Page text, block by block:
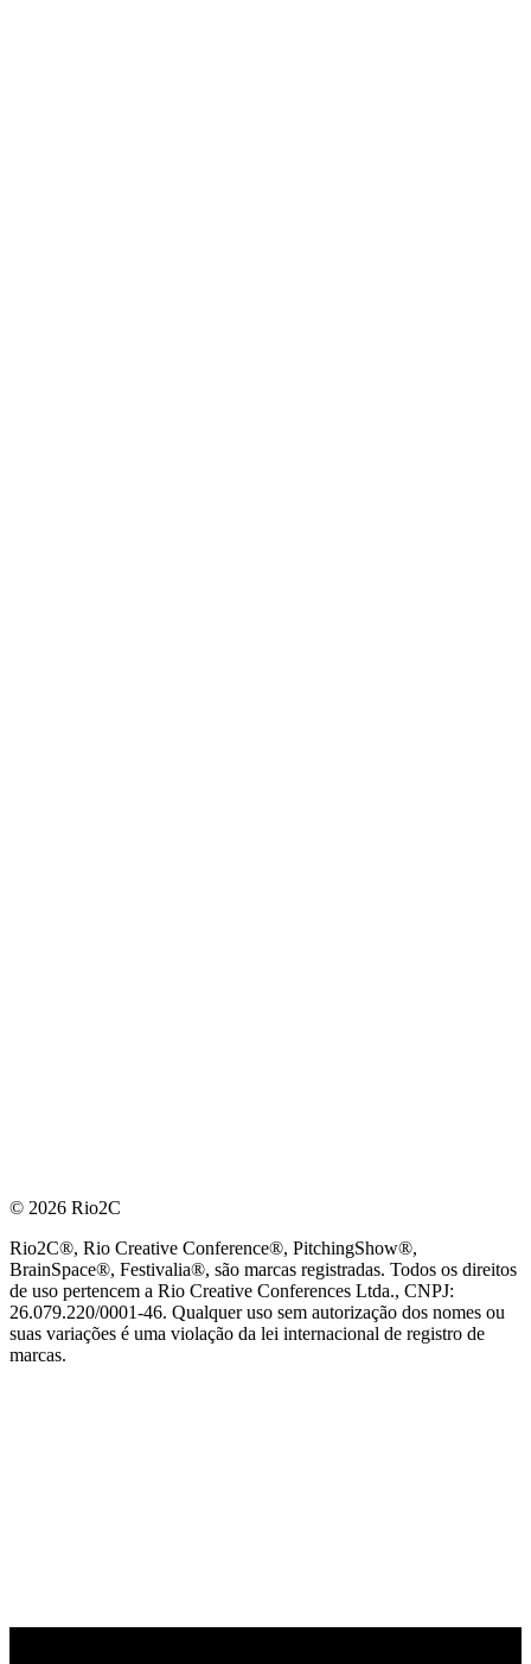
© 2026 Rio2C
Rio2C®, Rio Creative Conference®, PitchingShow®,
BrainSpace®, Festivalia®, são marcas registradas. Todos os direitos
de uso pertencem a Rio Creative Conferences Ltda., CNPJ:
26.079.220/0001-46. Qualquer uso sem autorização dos nomes ou
suas variações é uma violação da lei internacional de registro de
marcas.